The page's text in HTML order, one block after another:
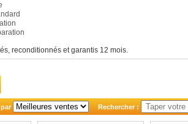
reconditionnés et garantis 12 mois.
Rechercher :